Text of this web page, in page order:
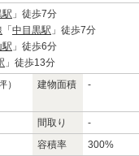
駅 」徒歩7分
「 中目黒駅 」徒歩7分
駅 」徒歩6分
」徒歩13分
）
建物面積 -
間取り
-
容積率 300%